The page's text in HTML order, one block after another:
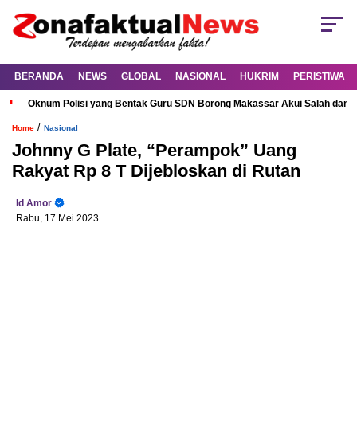
BERANDA NEWS GLOBAL NASIONAL HUKRIM PERISTIWA
Oknum Polisi yang Bentak Guru SDN Borong Makassar Akui Salah dan
Home / Nasional
Johnny G Plate, “Perampok” Uang
Rakyat Rp 8 T Dijebloskan di Rutan
Id Amor
Rabu, 17 Mei 2023